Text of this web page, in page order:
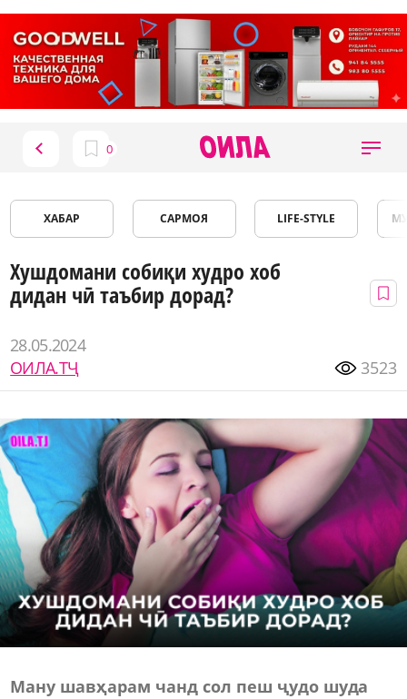
ХАБАР САРМОЯ LIFE-STYLE
Хушдомани собиқи худро хоб
дидан чӣ таъбир дорад?
28.05.2024
ОИЛА.ТҶ
3523
Ману шавҳарам чанд сол пеш ҷудо шуда